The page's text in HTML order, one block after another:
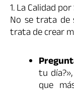
1. La Calidad
No se trata de
trata de crear
tu
que